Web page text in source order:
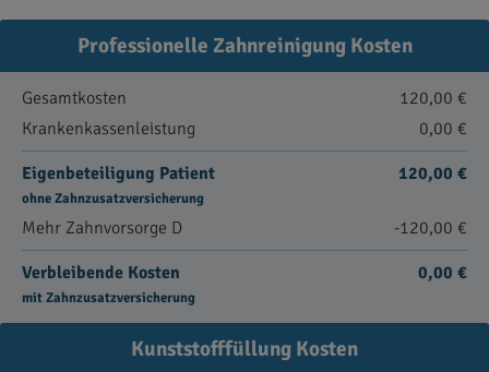
Professionelle Zahnreinigung Kosten
Gesamtkosten
120,00 €
Krankenkassenleistung
0,00 €
Eigenbeteiligung Patient
ohne Zahnzusatzversicherung
120,00 €
Mehr Zahnvorsorge D -120,00 €
Verbleibende Kosten
mit Zahnzusatzversicherung
0,00 €
Kunststofffüllung Kosten